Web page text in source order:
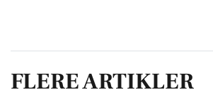
FLERE ARTIKLER